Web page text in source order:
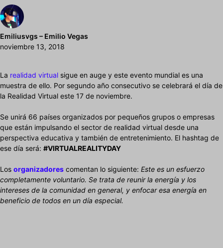
Emiliusvgs – Emilio Vegas
noviembre 13, 2018
La realidad virtual sigue en auge y este evento mundial es una
muestra de ello. Por segundo año consecutivo se celebrará el día de
la Realidad Virtual este 17 de noviembre.
Se unirá 66 países organizados por pequeños grupos o empresas
que están impulsando el sector de realidad virtual desde una
perspectiva educativa y también de entretenimiento. El hashtag de
ese día será: #VIRTUALREALITYDAY
Los organizadores comentan lo siguiente: Este es un esfuerzo
completamente voluntario. Se trata de reunir la energía y los
intereses de la comunidad en general, y enfocar esa energía en
beneficio de todos en un día especial.